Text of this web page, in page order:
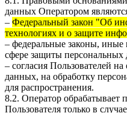
данных Оператором
– Федеральный закон "Об
технологиях и о защите
– федеральные законы,
сфере защиты персональных
– согласия Пользователей
данных, на обработку
для распространения.
8.2. Оператор обрабатывает
Пользователя только в